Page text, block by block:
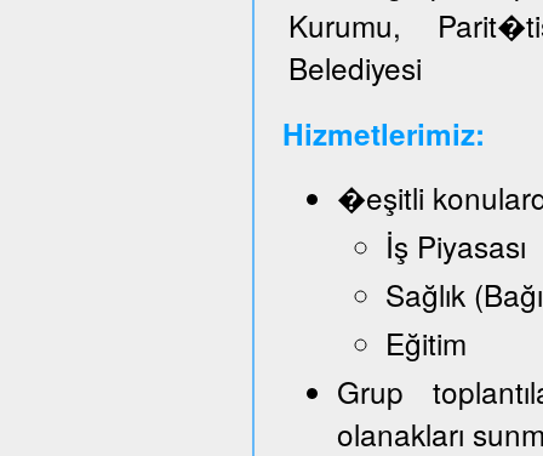
Kurumu,
Belediyesi
Hizmetlerimiz:
�eşitli
İş Piyasası
Sağlık
Eğitim
Grup
olanakları